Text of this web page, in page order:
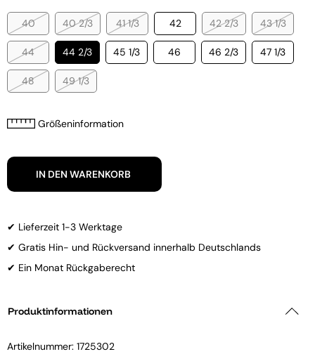
40 40 2/3 41 1/3 42 42 2/3 43 1/3
44 44 2/3 45 1/3 46 46 2/3 47 1/3
48 49 1/3
Größeninformation
IN DEN WARENKORB
✔ Lieferzeit 1-3 Werktage
✔ Gratis Hin- und Rückversand innerhalb Deutschlands
✔ Ein Monat Rückgaberecht
Produktinformationen
Artikelnummer: 1725302